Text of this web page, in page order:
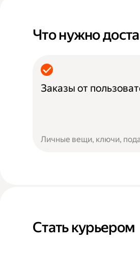
Что нужно
Заказы от
Личные вещи, ключи,
Стать курьером